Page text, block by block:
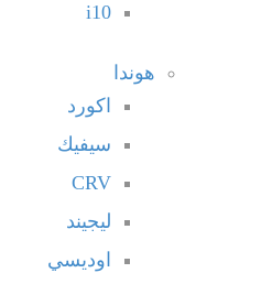
i10
هوندا
اكورد
سيفيك
CRV
ليجيند
اوديسي